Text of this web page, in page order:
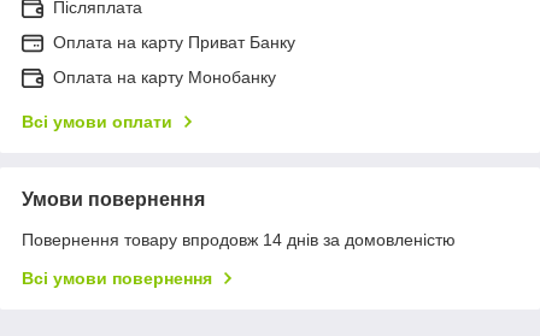
Післяплата
Оплата на карту Приват Банку
Оплата на карту Монобанку
Всі умови оплати
Умови повернення
Повернення товару впродовж 14 днів за домовленістю
Всі умови повернення